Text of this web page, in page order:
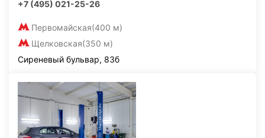
+7 (495) 021-25-26
Первомайская(400 м)
Щелковская(350 м)
Сиреневый бульвар, 83б